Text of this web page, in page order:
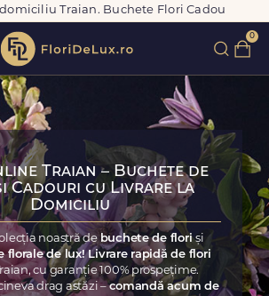
Traian. Buchete Flori Cadou
0
Traian – Buchete de
Cadouri cu Livrare la
Domiciliu
noastră de buchete de floriși
florale de lux! Livrare rapidă de flori
cu garanție 100% prospețime.
drag astăzi –comandă acum de